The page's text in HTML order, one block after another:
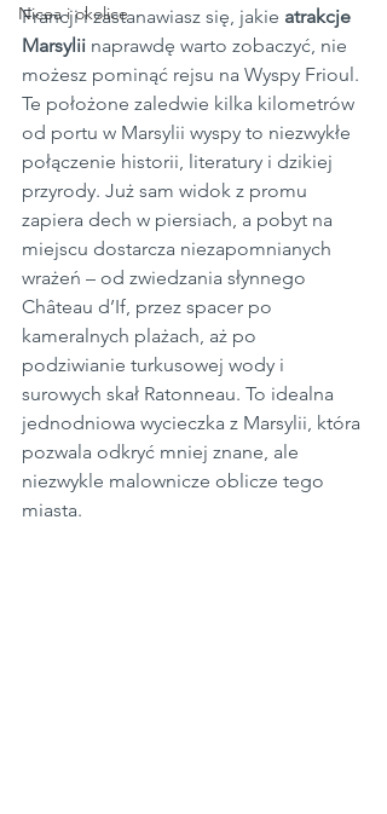
Nicea i okolice
Francji i zastanawiasz się, jakie atrakcje
Marsylii naprawdę warto zobaczyć, nie
możesz pominąć rejsu na Wyspy Frioul.
Te położone zaledwie kilka kilometrów
od portu w Marsylii wyspy to niezwykłe
połączenie historii, literatury i dzikiej
przyrody. Już sam widok z promu
zapiera dech w piersiach, a pobyt na
miejscu dostarcza niezapomnianych
wrażeń – od zwiedzania słynnego
Château d’If, przez spacer po
kameralnych plażach, aż po
podziwianie turkusowej wody i
surowych skał Ratonneau. To idealna
jednodniowa wycieczka z Marsylii, która
pozwala odkryć mniej znane, ale
niezwykle malownicze oblicze tego
miasta.